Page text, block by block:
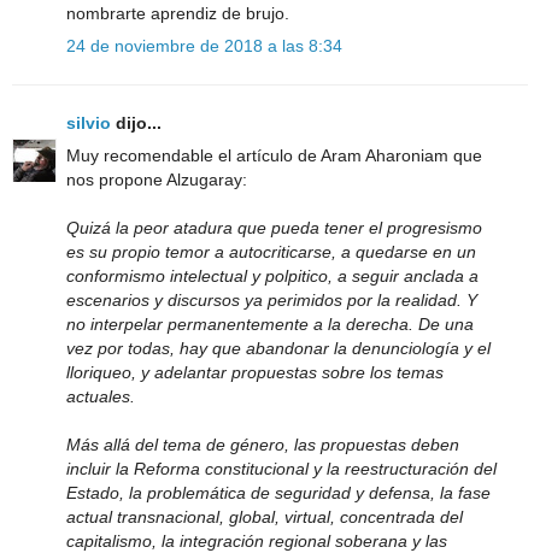
nombrarte aprendiz de brujo.
24 de noviembre de 2018 a las 8:34
silvio dijo...
Muy recomendable el artículo de Aram Aharoniam que
nos propone Alzugaray:
Quizá la peor atadura que pueda tener el progresismo
es su propio temor a autocriticarse, a quedarse en un
conformismo intelectual y polpitico, a seguir anclada a
escenarios y discursos ya perimidos por la realidad. Y
no interpelar permanentemente a la derecha. De una
vez por todas, hay que abandonar la denunciología y el
lloriqueo, y adelantar propuestas sobre los temas
actuales.
Más allá del tema de género, las propuestas deben
incluir la Reforma constitucional y la reestructuración del
Estado, la problemática de seguridad y defensa, la fase
actual transnacional, global, virtual, concentrada del
capitalismo, la integración regional soberana y las